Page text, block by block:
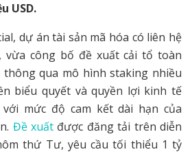
USD.
dự án tài sản mã hóa có liên hệ
vừa công bố đề xuất cải tổ toàn
qua mô hình staking nhiều
biểu quyết và quyền lợi kinh tế
mức độ cam kết dài hạn của
Đề xuất được đăng tải trên diễn
thứ Tư, yêu cầu tối thiểu 1 tỷ